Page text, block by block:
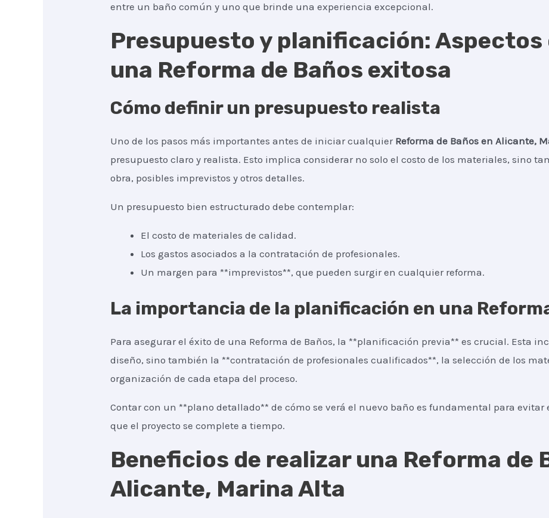
entre un baño común y uno que brinde una experiencia excepcional.
Presupuesto y planificación: Aspectos
una Reforma de Baños exitosa
Cómo definir un presupuesto realista
Uno de los pasos más importantes antes de iniciar cualquier Reforma de Baños en Alicante,
presupuesto claro y realista. Esto implica considerar no solo el costo de los materiales, sino
obra, posibles imprevistos y otros detalles.
Un presupuesto bien estructurado debe contemplar:
El costo de materiales de calidad.
Los gastos asociados a la contratación de profesionales.
Un margen para **imprevistos**, que pueden surgir en cualquier reforma.
La importancia de la planificación en una
Para asegurar el éxito de una Reforma de Baños, la **planificación previa** es crucial. Esta
diseño, sino también la **contratación de profesionales cualificados**, la selección de los
organización de cada etapa del proceso.
Contar con un **plano detallado** de cómo se verá el nuevo baño es fundamental para evitar
que el proyecto se complete a tiempo.
Beneficios de realizar una Reforma de
Alicante, Marina Alta